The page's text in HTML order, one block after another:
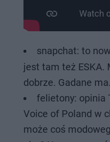
snapchat: to
jest tam też ESKA.
dobrze. Gadane
felietony: opinia
Voice of Poland w
może coś